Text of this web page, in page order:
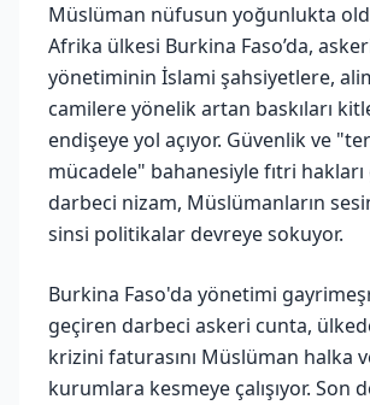
Müslüman nüfusun yoğunlukta
Afrika ülkesi Burkina Faso’da,
yönetiminin İslami şahsiyetlere,
camilere yönelik artan baskıları
endişeye yol açıyor. Güvenlik ve
mücadele" bahanesiyle fıtri
darbeci nizam, Müslümanların
sinsi politikalar devreye sokuyor.
Burkina Faso'da yönetimi
geçiren darbeci askeri cunta,
krizini faturasını Müslüman halka
kurumlara kesmeye çalışıyor. Son